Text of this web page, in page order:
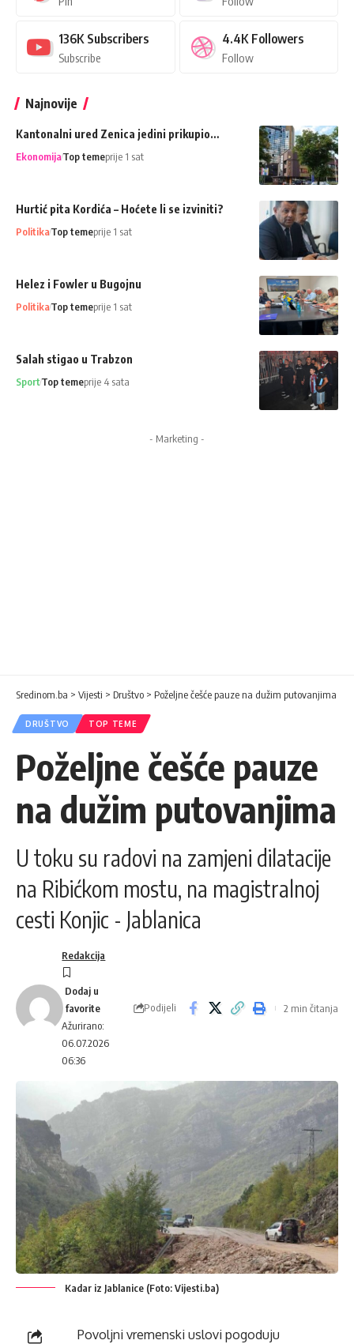
136K Subscribers
Subscribe
4.4K Followers
Follow
Najnovije
Kantonalni ured Zenica jedini prikupio…
EkonomijaTop temeprije 1 sat
Hurtić pita Kordića – Hoćete li se izviniti?
PolitikaTop temeprije 1 sat
Helez i Fowler u Bugojnu
PolitikaTop temeprije 1 sat
Salah stigao u Trabzon
SportTop temeprije 4 sata
- Marketing -
Sredinom.ba > Vijesti > Društvo > Poželjne češće pauze na dužim putovanjima
DRUŠTVO TOP TEME
Poželjne češće pauze
na dužim putovanjima
U toku su radovi na zamjeni dilatacije
na Ribićkom mostu, na magistralnoj
cesti Konjic - Jablanica
Ažurirano:
06.07.2026
06:36
Redakcija
Podijeli 2 min čitanja
Kadar iz Jablanice (Foto: Vijesti.ba)
Povoljni vremenski uslovi pogoduju